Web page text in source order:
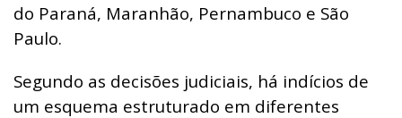
do Paraná, Maranhão, Pernambuco e São
Paulo.
Segundo as decisões judiciais, há indícios de
um esquema estruturado em diferentes